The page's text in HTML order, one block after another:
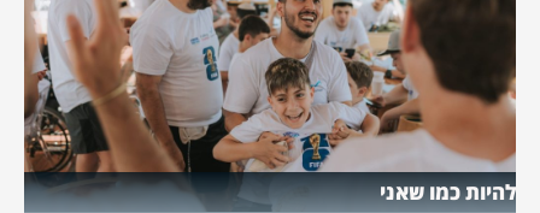
להיות כמו שאני